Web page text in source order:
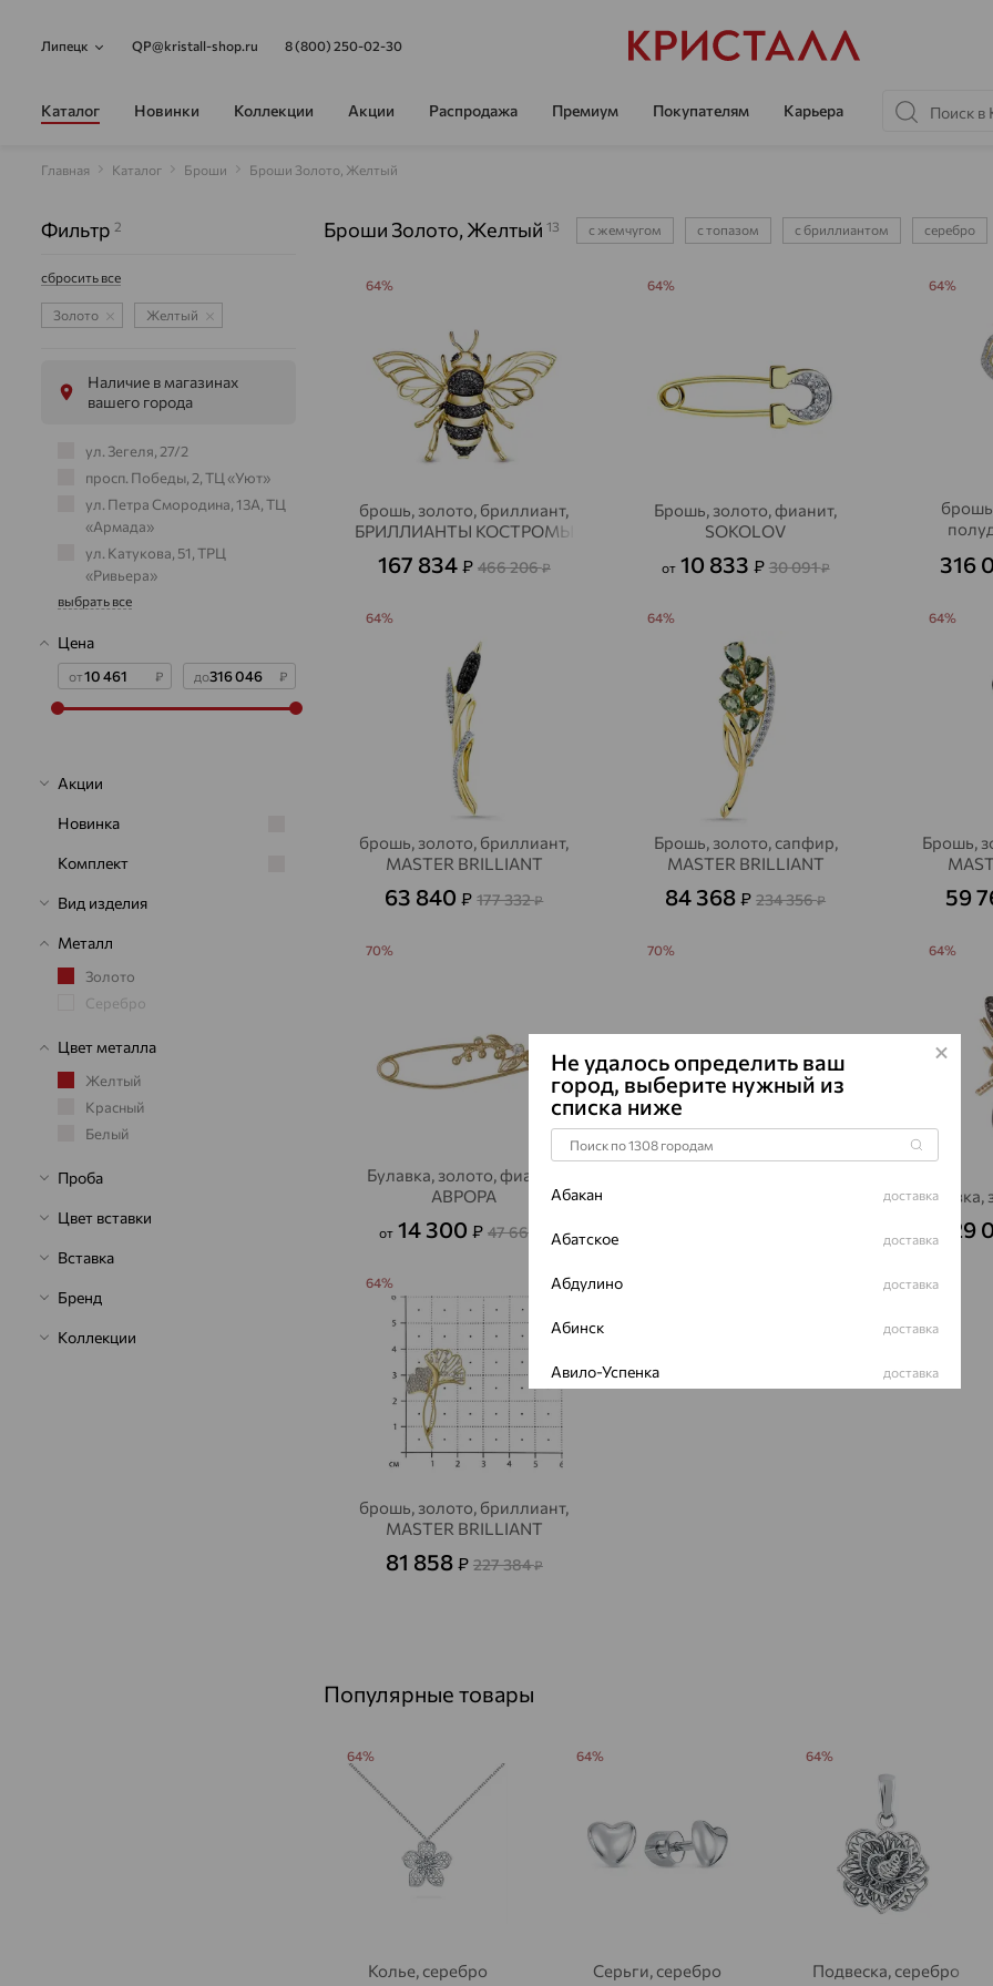
Липецк QP@kristall-shop.ru 8 (800) 250-02-30
Каталог Новинки Коллекции Акции Распродажа Премиум Покупателям Карьера
Главная Каталог Броши Броши Золото, Желтый
Фильтр 2
сбросить все
Золото Желтый
Наличие в магазинах
вашего города
ул. Зегеля, 27/2
просп. Победы, 2, ТЦ «Уют»
ул. Петра Смородина, 13А, ТЦ
«Армада»
ул. Катукова, 51, ТРЦ
«Ривьера»
выбрать все
Цена
от ₽ до ₽
Акции
Новинка
Комплект
Вид изделия
Металл
Золото
Серебро
Цвет металла
Желтый
Красный
Белый
Проба
Цвет вставки
Вставка
Бренд
Коллекции
Броши Золото, Желтый 13 с жемчугом с топазом с бриллиантом серебро
брошь, золото, бриллиант,
БРИЛЛИАНТЫ КОСТРОМЫ
167 834 ₽ 466 206₽
64%
Брошь, золото, фианит,
SOKOLOV
от 10 833 ₽ 30 091₽
64%
316
64%
брошь, золото, бриллиант,
MASTER BRILLIANT
63 840₽ 177 332₽
64%
Брошь, золото, сапфир,
MASTER BRILLIANT
84 368₽ 234 356₽
64%
Брошь,
59
64%
Булавка, золото, фианит,
АВРОРА
от 14 300 ₽ 47 665
70% 70%
Булавка,
29
64%
брошь, золото, бриллиант,
MASTER BRILLIANT
81 858 ₽ 227 384₽
64%
Популярные товары
Колье, серебро
64%
Серьги, серебро
64%
Подвеска, серебро
64%
Не удалось определить ваш
город, выберите нужный из
списка ниже
Абакан доставка
Абатское доставка
Абдулино доставка
Абинск доставка
Авило-Успенка доставка
Авсюнино
Агалатово
Агидель
доставка
доставка
доставка
доставка